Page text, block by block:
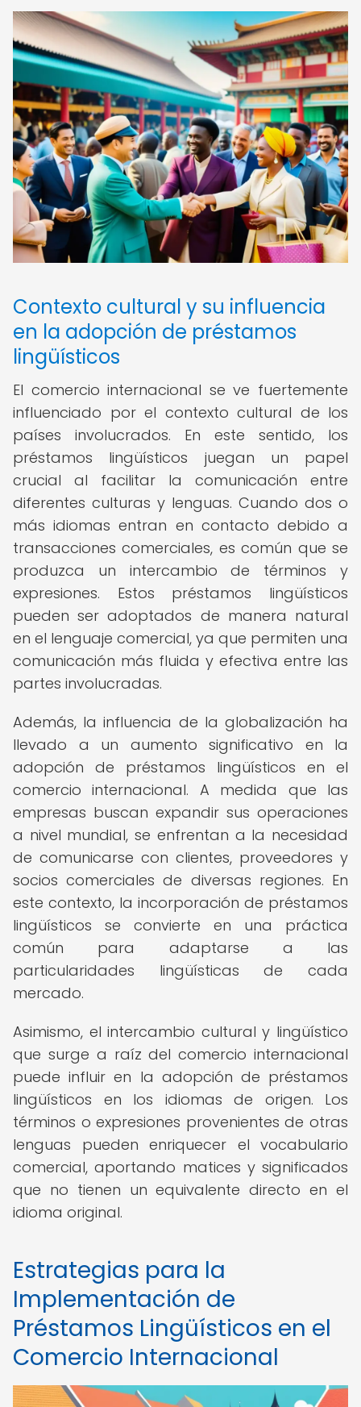
Contexto cultural y su influencia
en la adopción de préstamos
lingüísticos
El comercio internacional se ve fuertemente
influenciado por el contexto cultural de los
países involucrados. En este sentido, los
préstamos lingüísticos juegan un papel
crucial al facilitar la comunicación entre
diferentes culturas y lenguas. Cuando dos o
más idiomas entran en contacto debido a
transacciones comerciales, es común que se
produzca un intercambio de términos y
expresiones. Estos préstamos lingüísticos
pueden ser adoptados de manera natural
en el lenguaje comercial, ya que permiten una
comunicación más fluida y efectiva entre las
partes involucradas.
Además, la influencia de la globalización ha
llevado a un aumento significativo en la
adopción de préstamos lingüísticos en el
comercio internacional. A medida que las
empresas buscan expandir sus operaciones
a nivel mundial, se enfrentan a la necesidad
de comunicarse con clientes, proveedores y
socios comerciales de diversas regiones. En
este contexto, la incorporación de préstamos
lingüísticos se convierte en una práctica
común para adaptarse a las
particularidades lingüísticas de cada
mercado.
Asimismo, el intercambio cultural y lingüístico
que surge a raíz del comercio internacional
puede influir en la adopción de préstamos
lingüísticos en los idiomas de origen. Los
términos o expresiones provenientes de otras
lenguas pueden enriquecer el vocabulario
comercial, aportando matices y significados
que no tienen un equivalente directo en el
idioma original.
Estrategias para la
Implementación de
Préstamos Lingüísticos en el
Comercio Internacional